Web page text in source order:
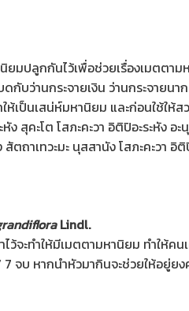
ยมปลูกกันไว้เพื่อช่วยเรื่องเมตตา
กับว่านกระจายเงิน ว่านกระจายน
เป็นเสน่ห์มหานิยม และก่อนใช้ให้ส
สุคะโต โสภะคะวา อิติปิอะระหัง อะ
ตถาเทวะมะ นุสสานัง โสภะคะวา อิ
Lindl.
ว้จะทำให้มีเมตตามหานิยม ทำให้ค
7 จบ หากนำหัวมากินจะช่วยให้อยู่ย